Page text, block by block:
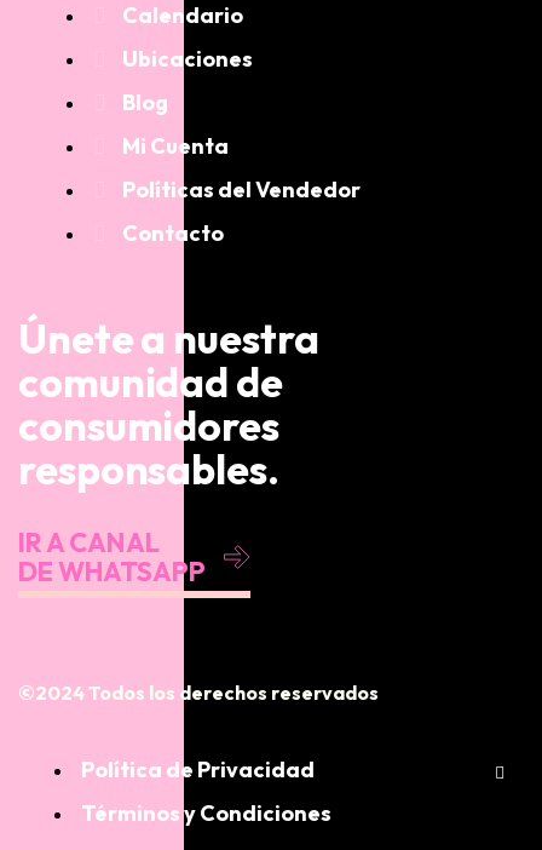
Calendario
Ubicaciones
Blog
Mi Cuenta
Políticas del Vendedor
Contacto
Únete a nuestra
comunidad de
consumidores
responsables.
IR A CANAL
DE WHATSAPP
©2024 Todos los derechos reservados
Política de Privacidad
Términos y Condiciones